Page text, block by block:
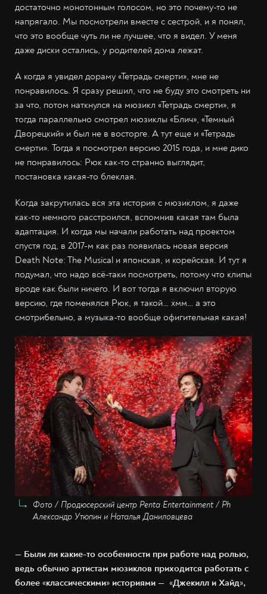
достаточно монотонным голосом, но это почему-то не
напрягало. Мы посмотрели вместе с сестрой, и я понял,
что это вообще чуть ли не лучшее, что я видел. У меня
даже диски остались, у родителей дома лежат.
А когда я увидел дораму «Тетрадь смерти», мне не
понравилось. Я сразу решил, что не буду это смотреть ни
за что, потом наткнулся на мюзикл «Тетрадь смерти», я
тогда параллельно смотрел мюзиклы «Блич», «Темный
Дворецкий» и был не в восторге. А тут еще и «Тетрадь
смерти». Тогда я посмотрел версию 2015 года, и мне дико
не понравилось: Рюк как-то странно выглядит,
постановка какая-то блеклая.
Когда закрутилась вся эта история с мюзиклом, я даже
как-то немного расстроился, вспомнив какая там была
адаптация. И когда мы начали работать над проектом
спустя год, в 2017-м как раз появилась новая версия
Death Note: The Musical и японская, и корейская. И тут я
подумал, что надо всё-таки посмотреть, потому что клипы
вроде как были ничего. И вот тогда я включил вторую
версию, где поменялся Рюк, я такой… хмм… а это
смотрибельно, а музыка-то вообще офигительная какая!
Фото / Продюсерский центр Penta Entertainment / Ph
Александр Утюпин и Наталья Даниловцева
— Были ли какие-то особенности при работе над ролью,
ведь обычно артистам мюзиклов приходится работать с
более «классическими» историями — «Джекилл и Хайд»,